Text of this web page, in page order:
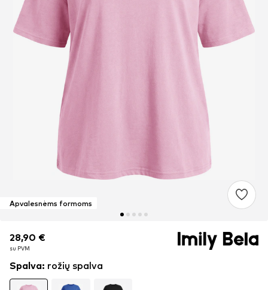
Apvalesnėms formoms
28,90 €
su PVM
28,90 €
su PVM
Spalva: rožių spalva